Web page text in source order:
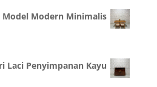
Model Modern Minimalis
Laci Penyimpanan Kayu